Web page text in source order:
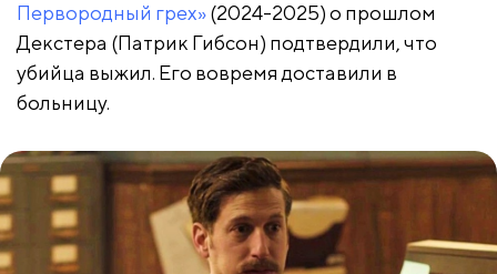
Первородный грех»(2024-2025) о прошлом
Декстера (Патрик Гибсон) подтвердили, что
убийца выжил. Его вовремя доставили в
больницу.